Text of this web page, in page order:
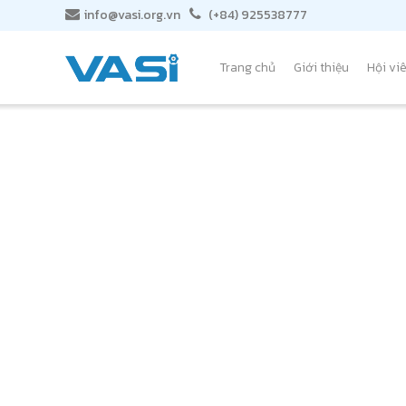
info@vasi.org.vn (+84) 925538777
Trang chủ Giới thiệu Hội